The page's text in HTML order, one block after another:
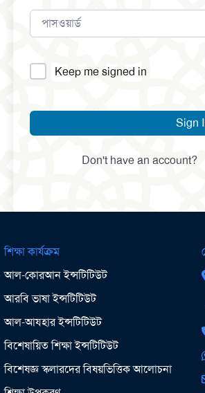
Alternative:
Keep me signed in
Sign
Don't have an account?
শিক্ষা কার্যক্রম
আল-কোরআন ইন্সটিটিউট
আরবি ভাষা ইন্সটিটিউট
আল-আযহার ইন্সটিটিউট
বিশেষায়িত শিক্ষা ইন্সটিটিউট
বিশেষজ্ঞ স্কলারদের বিষয়ভিত্তিক আলোচনা